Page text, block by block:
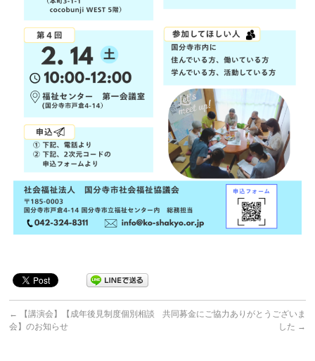
←
【講演会】【成年後見制度個別相談
会】のお知らせ
共同募金にご協力ありがとうございま
した →